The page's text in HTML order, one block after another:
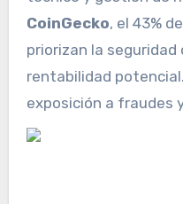
CoinGecko, el 43%
priorizan la
rentabilidad
exposición a fraudes